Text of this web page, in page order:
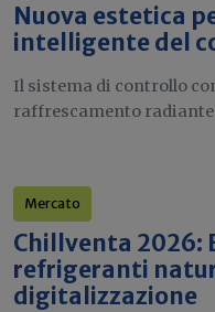
Nuova estetica
intelligente del
Il sistema di controllo
raffrescamento radiante
Mercato
Chillventa 2026:
refrigeranti
digitalizzazione